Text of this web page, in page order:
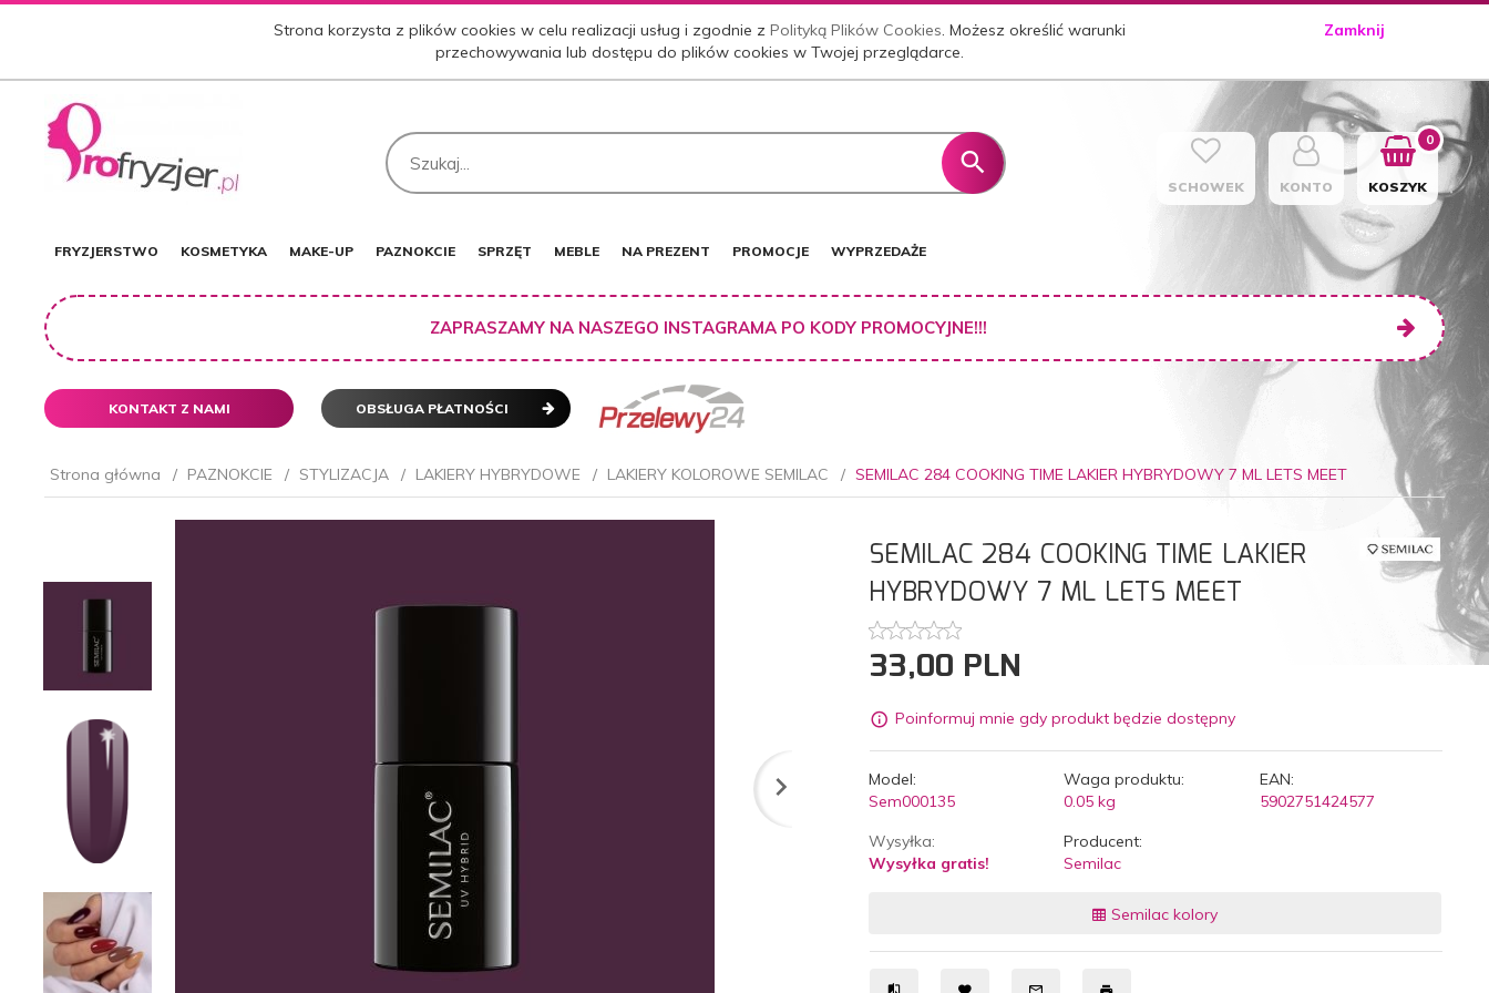
Strona korzysta z plików cookies w celu realizacji usług i zgodnie zPolityką Plików Cookies. Możesz określić warunki
przechowywania lub dostępu do plików cookies w Twojej przeglądarce.
Zamknij
SCHOWEK KONTO KOSZYK
0
FRYZJERSTWO KOSMETYKA MAKE-UP PAZNOKCIE SPRZĘT MEBLE NA PREZENT PROMOCJE WYPRZEDAŻE
ZAPRASZAMY NA NASZEGO INSTAGRAMA PO KODY PROMOCYJNE!!!
KONTAKT Z NAMI OBSŁUGA PŁATNOŚCI
Strona główna PAZNOKCIE STYLIZACJA LAKIERY HYBRYDOWE LAKIERY KOLOROWE SEMILAC SEMILAC 284 COOKING TIME LAKIER HYBRYDOWY 7 ML LETS MEET
SEMILAC 284 COOKING TIME LAKIER
HYBRYDOWY 7 ML LETS MEET
33,00 PLN
Poinformuj mnie gdy produkt będzie dostępny
Model:
Sem000135
Waga produktu:
0.05 kg
EAN:
5902751424577
Wysyłka:
Wysyłka gratis!
Producent:
Semilac
Semilac kolory